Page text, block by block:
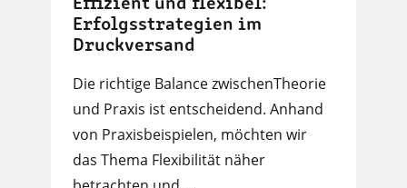
Effizient und flexibel:
Erfolgsstrategien im
Druckversand
Die richtige Balance zwischenTheorie
und Praxis ist entscheidend. Anhand
von Praxisbeispielen, möchten wir
das Thema Flexibilität näher